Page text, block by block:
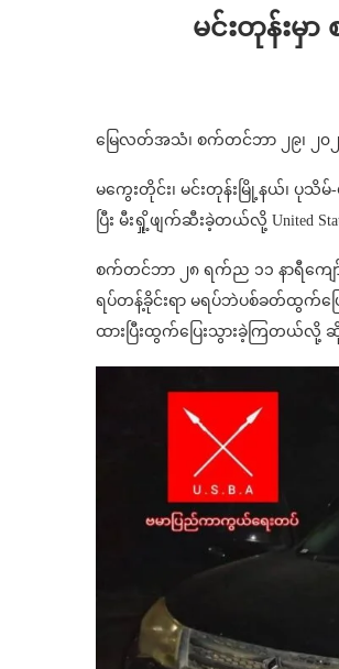
မင်းတုန်းမှ
မြေလတ်အသံ၊ စက်တင်ဘာ ၂၉၊ ၂၀၂
မကွေးတိုင်း၊ မင်းတုန်းမြို့နယ်၊ ပု
ပြီး မီးရှို့ဖျက်ဆီးခဲ့တယ်လို့ United
စက်တင်ဘာ ၂၈ ရက်ည ၁၁ နာရီကျေ
ရပ်တန့်ခိုင်းရာ မရပ်ဘဲပစ်ခတ်ထွက်ပ
ထားပြီးထွက်ပြေးသွားခဲ့ကြတယ်လို့